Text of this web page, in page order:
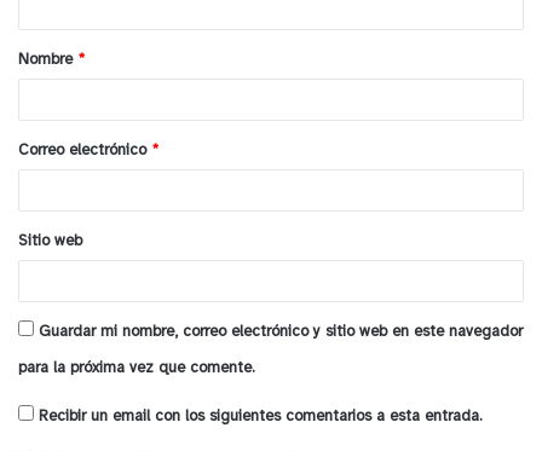
a
r
*
Nombre *
Correo electrónico *
Sitio web
Guardar mi nombre, correo electrónico y sitio web en este navegador
para la próxima vez que comente.
Recibir un email con los siguientes comentarios a esta entrada.